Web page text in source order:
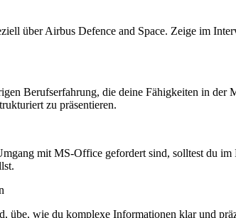
über Airbus Defence and Space. Zeige im
Berufserfahrung, die deine Fähigkeiten in
zu präsentieren.
mit MS-Office gefordert sind, solltest du
übe, wie du komplexe Informationen klar und